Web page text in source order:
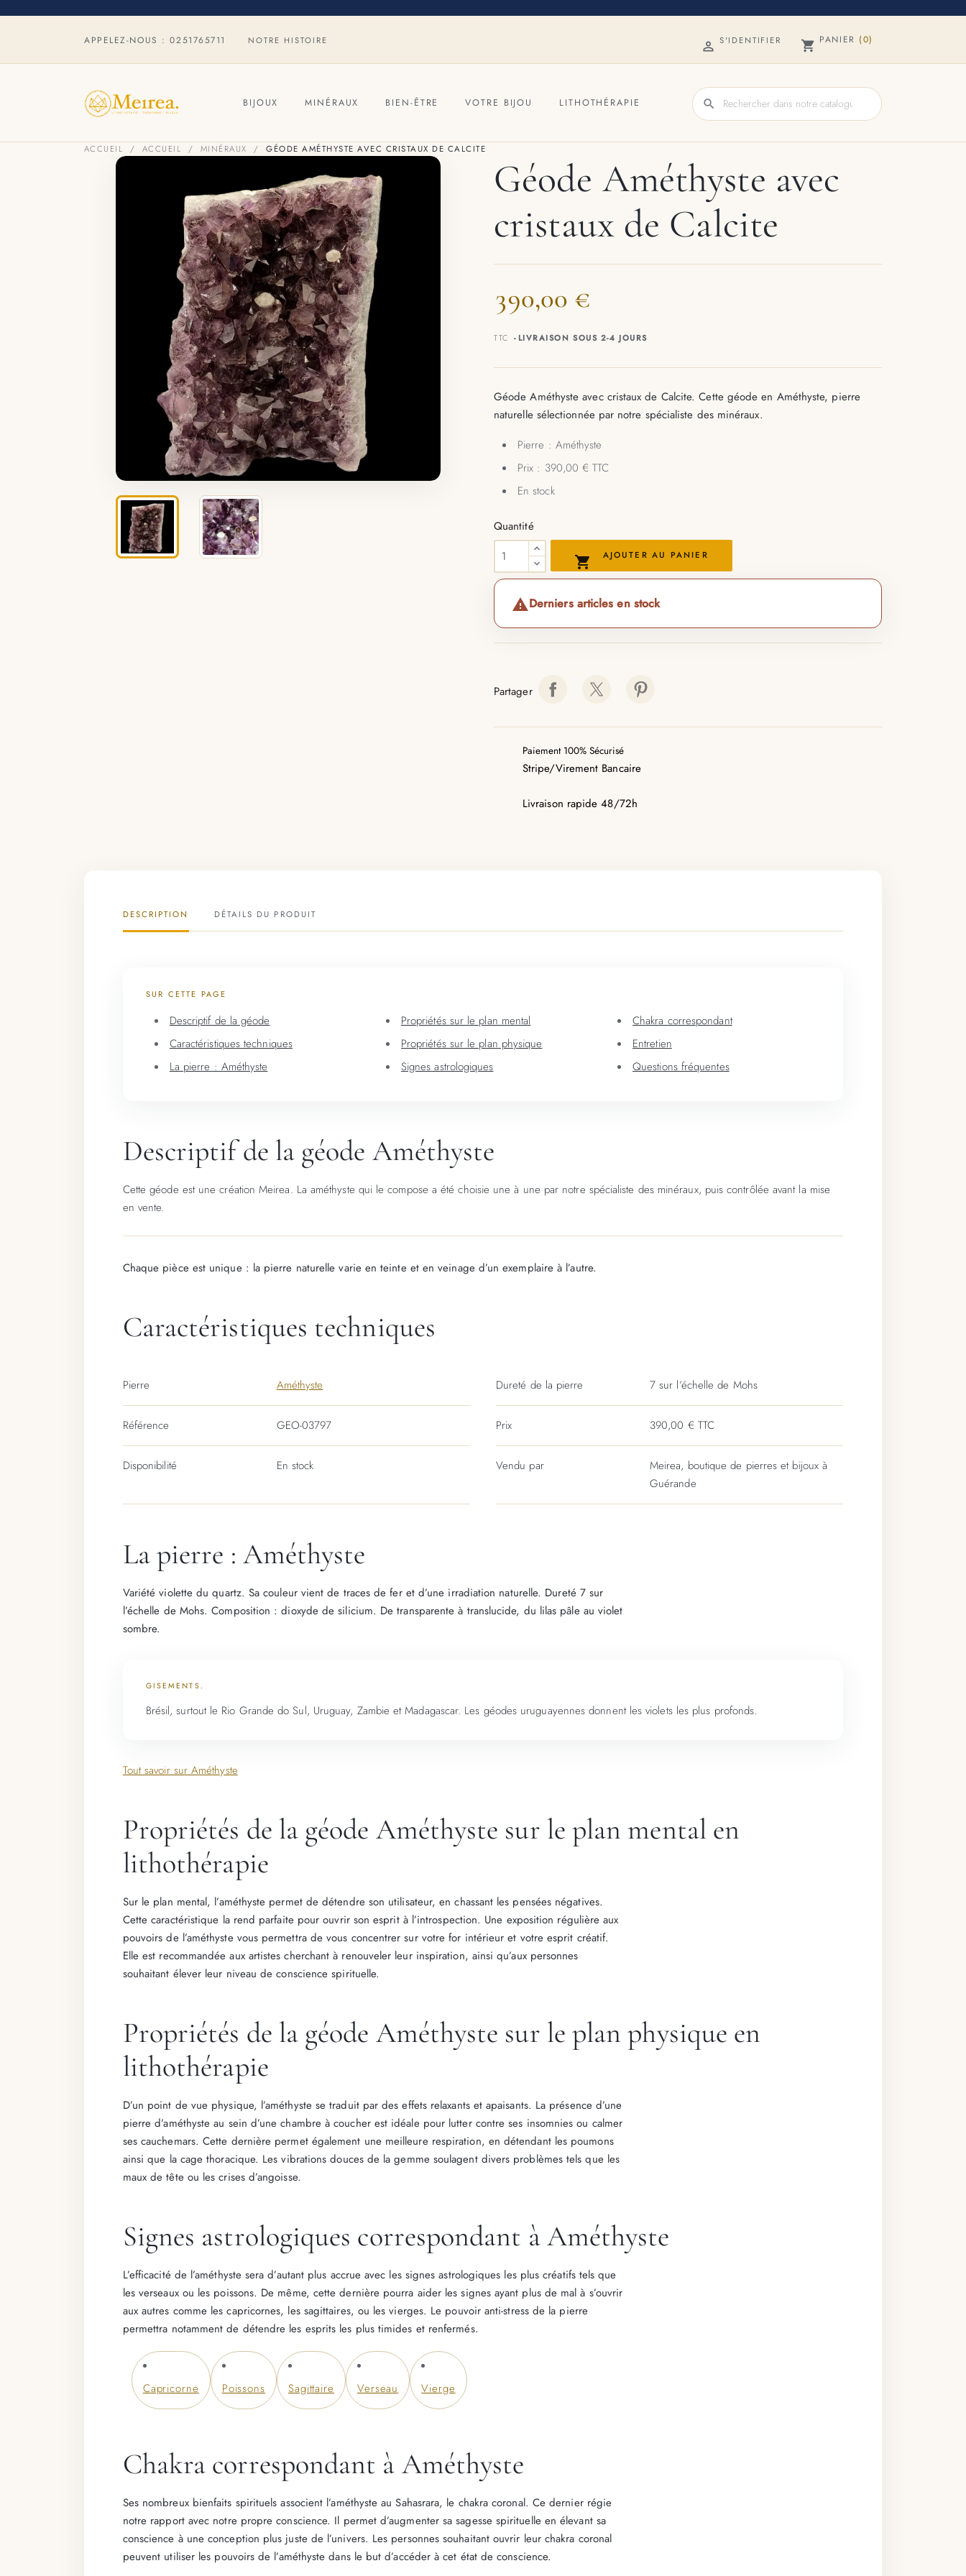
APPELEZ-NOUS :0251765711 NOTRE HISTOIRE  S'IDENTIFIER shopping_cart PANIER (0)
BIJOUX MINÉRAUX BIEN-ÊTRE VOTRE BIJOU LITHOTHÉRAPIE search
ACCUEIL ACCUEIL MINÉRAUX GÉODE AMÉTHYSTE AVEC CRISTAUX DE CALCITE
Géode Améthyste avec
cristaux de Calcite
390,00 €
TTC LIVRAISON SOUS 2-4 JOURS
Géode Améthyste avec cristaux de Calcite. Cette géode en Améthyste, pierre
naturelle sélectionnée par notre spécialiste des minéraux.
Pierre : Améthyste
Prix : 390,00 € TTC
En stock
Quantité
 AJOUTER AU PANIER
Derniers articles en stock
Partager
Paiement 100% Sécurisé
Stripe/Virement Bancaire
Livraison rapide 48/72h
DESCRIPTION DÉTAILS DU PRODUIT
SUR CETTE PAGE
Descriptif de la géode
Caractéristiques techniques
La pierre : Améthyste
Propriétés sur le plan mental
Propriétés sur le plan physique
Signes astrologiques
Chakra correspondant
Entretien
Questions fréquentes
Descriptif de la géode Améthyste
Cette géode est une création Meirea. La améthyste qui le compose a été choisie une à une par notre spécialiste des minéraux, puis contrôlée avant la mise
en vente.
Chaque pièce est unique : la pierre naturelle varie en teinte et en veinage d’un exemplaire à l’autre.
Caractéristiques techniques
Pierre Améthyste Dureté de la pierre 7 sur l’échelle de Mohs
Référence GEO-03797 Prix 390,00 € TTC
Disponibilité En stock Vendu par
Meirea, boutique de pierres et bijoux à
Guérande
La pierre : Améthyste
Variété violette du quartz. Sa couleur vient de traces de fer et d’une irradiation naturelle. Dureté 7 sur
l’échelle de Mohs. Composition : dioxyde de silicium. De transparente à translucide, du lilas pâle au violet
sombre.
GISEMENTS.
Brésil, surtout le Rio Grande do Sul, Uruguay, Zambie et Madagascar. Les géodes uruguayennes donnent les violets les plus profonds.
Tout savoir sur Améthyste
Propriétés de la géode Améthyste sur le plan mental en
lithothérapie
Sur le plan mental, l’améthyste permet de détendre son utilisateur, en chassant les pensées négatives.
Cette caractéristique la rend parfaite pour ouvrir son esprit à l’introspection. Une exposition régulière aux
pouvoirs de l’améthyste vous permettra de vous concentrer sur votre for intérieur et votre esprit créatif.
Elle est recommandée aux artistes cherchant à renouveler leur inspiration, ainsi qu’aux personnes
souhaitant élever leur niveau de conscience spirituelle.
Propriétés de la géode Améthyste sur le plan physique en
lithothérapie
D’un point de vue physique, l’améthyste se traduit par des effets relaxants et apaisants. La présence d’une
pierre d’améthyste au sein d’une chambre à coucher est idéale pour lutter contre ses insomnies ou calmer
ses cauchemars. Cette dernière permet également une meilleure respiration, en détendant les poumons
ainsi que la cage thoracique. Les vibrations douces de la gemme soulagent divers problèmes tels que les
maux de tête ou les crises d’angoisse.
Signes astrologiques correspondant à Améthyste
L’efficacité de l’améthyste sera d’autant plus accrue avec les signes astrologiques les plus créatifs tels que
les verseaux ou les poissons. De même, cette dernière pourra aider les signes ayant plus de mal à s’ouvrir
aux autres comme les capricornes, les sagittaires, ou les vierges. Le pouvoir anti-stress de la pierre
permettra notamment de détendre les esprits les plus timides et renfermés.
Capricorne Poissons Sagittaire Verseau Vierge
Chakra correspondant à Améthyste
Ses nombreux bienfaits spirituels associent l’améthyste au Sahasrara, le chakra coronal. Ce dernier régie
notre rapport avec notre propre conscience. Il permet d’augmenter sa sagesse spirituelle en élevant sa
conscience à une conception plus juste de l’univers. Les personnes souhaitant ouvrir leur chakra coronal
peuvent utiliser les pouvoirs de l’améthyste dans le but d’accéder à cet état de conscience.